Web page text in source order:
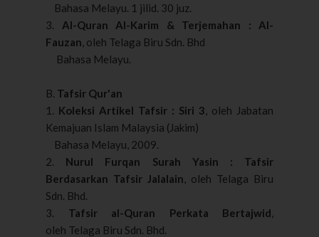
Bahasa Melayu. 1 jilid. 30 juz.
3.
Al-Quran Al-Karim & Terjemahan : Al-
Fauzan , oleh Telaga Biru Sdn. Bhd
Bahasa Melayu.
B. Tafsir Qur'an
1. Koleksi Artikel Tafsir : Siri 3 , oleh Jabatan
Kemajuan Islam Malaysia (Jakim)
Bahasa Melayu, 2009.
2. Nurul Furqan Surah Yasin : Tafsir
Berdasarkan Tafsir Jalalain , oleh Telaga Biru
Sdn. Bhd.
3. Tafsir al-Quran Perkata Bertajwid
oleh Telaga Biru Sdn. Bhd.